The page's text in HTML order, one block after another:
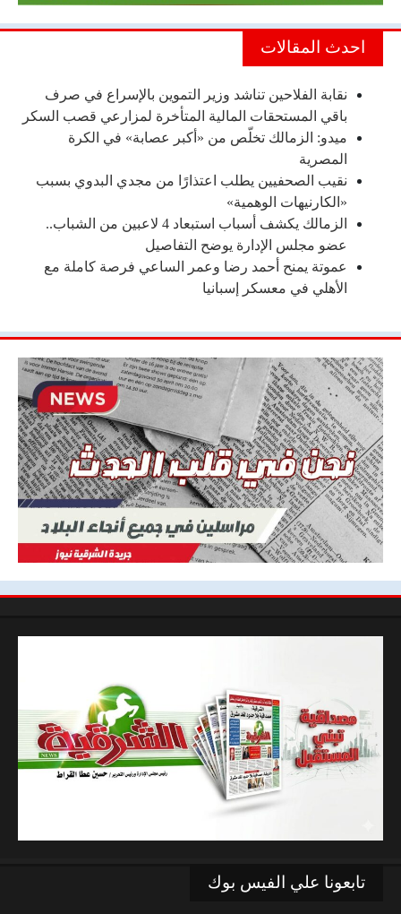
احدث المقالات
نقابة الفلاحين تناشد وزير التموين بالإسراع في صرف
باقي المستحقات المالية المتأخرة لمزارعي قصب السكر
ميدو: الزمالك تخلّص من «أكبر عصابة» في الكرة
المصرية
نقيب الصحفيين يطلب اعتذارًا من مجدي البدوي بسبب
«الكارنيهات الوهمية»
الزمالك يكشف أسباب استبعاد 4 لاعبين من الشباب..
عضو مجلس الإدارة يوضح التفاصيل
عموتة يمنح أحمد رضا وعمر الساعي فرصة كاملة مع
الأهلي في معسكر إسبانيا
تابعونا علي الفيس بوك